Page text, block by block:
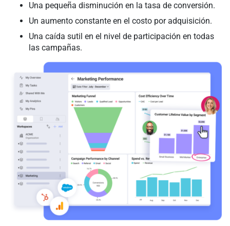
Una pequeña disminución en la tasa de conversión.
Un aumento constante en el costo por adquisición.
Una caída sutil en el nivel de participación en todas
las campañas.